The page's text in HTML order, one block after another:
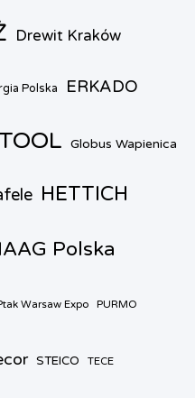
Drewit Kraków
Polska ERKADO
Globus Wapienica
HETTICH
Polska
Warsaw Expo PURMO
STEICO TECE